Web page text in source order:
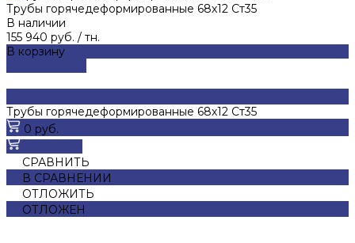
Трубы горячедеформированные 68х12 Ст35
В наличии
155 940 руб. / тн.
В корзину
Трубы горячедеформированные 68х12 Ст35
0 руб.
СРАВНИТЬ
В СРАВНЕНИИ
ОТЛОЖИТЬ
ОТЛОЖЕН